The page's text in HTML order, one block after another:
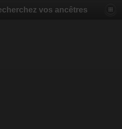
vos ancêtres